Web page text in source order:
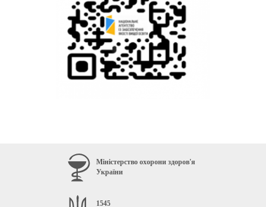
Міністерство охорони здоров'я
України
1545